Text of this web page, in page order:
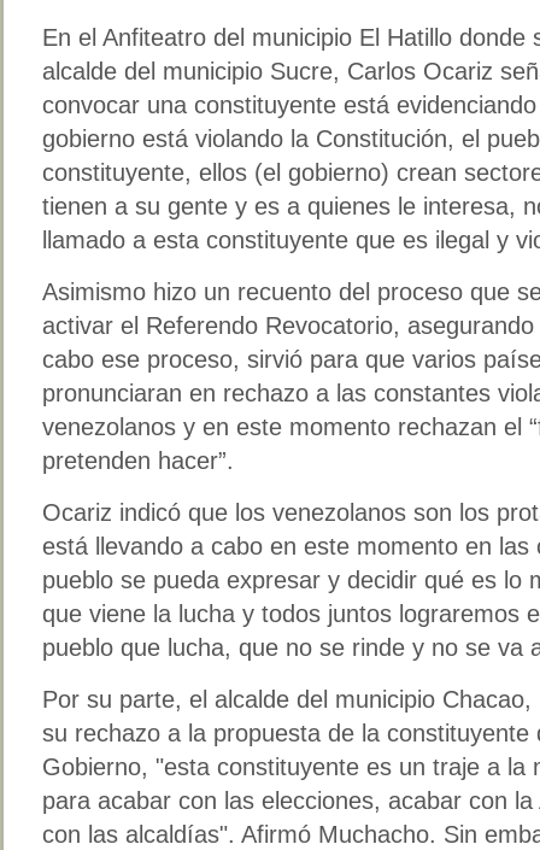
En el Anfiteatro del municipio El Hatillo donde
alcalde del municipio Sucre, Carlos Ocariz
convocar una constituyente está
gobierno está violando la Constitución, el
constituyente, ellos (el gobierno) crean
tienen a su gente y es a quienes le interesa,
llamado a esta constituyente que es ilegal y
Asimismo hizo un recuento del proceso que
activar el Referendo Revocatorio,
cabo ese proceso, sirvió para que varios
pronunciaran en rechazo a las constantes
venezolanos y en este momento rechazan el
pretenden hacer”.
Ocariz indicó que los venezolanos son los
está llevando a cabo en este momento en las
pueblo se pueda expresar y decidir qué es lo
que viene la lucha y todos juntos lograremos
pueblo que lucha, que no se rinde y no se va
Por su parte, el alcalde del municipio
su rechazo a la propuesta de la constituyente
Gobierno, "esta constituyente es un traje a la
para acabar con las elecciones, acabar con
con las alcaldías". Afirmó Muchacho. Sin